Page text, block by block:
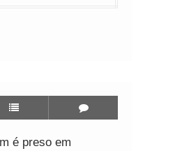
é preso em